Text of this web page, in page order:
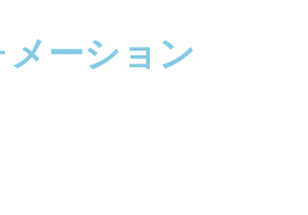
ーション